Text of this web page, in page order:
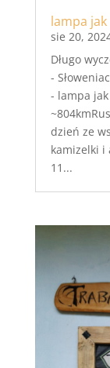
lampa
sie 20,
Długo
-
- lampa
dzień ze
kamizelki i
11...